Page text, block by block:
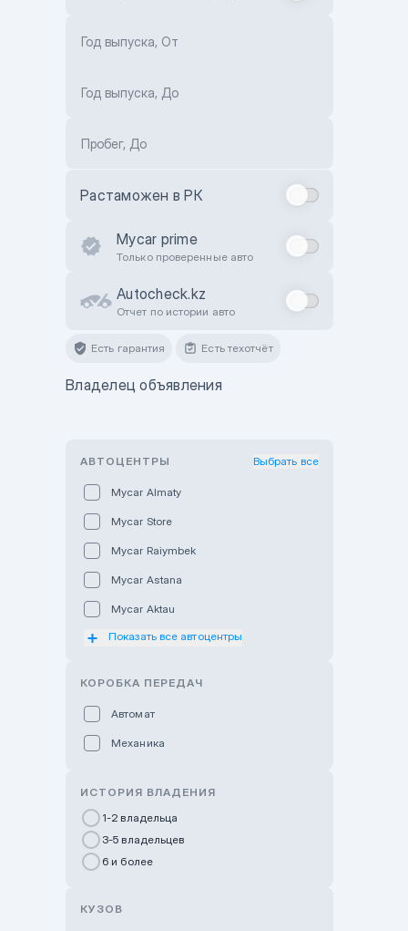
Год выпуска, От
Год выпуска, До
Пробег, До
Растаможен в РК
Mycar prime
Только проверенные авто
Autocheck.kz
Отчет по истории авто
Есть гарантия Есть техотчёт
Владелец объявления
АВТОЦЕНТРЫ Выбрать все
Mycar Almaty
Mycar Store
Mycar Raiymbek
Mycar Astana
Mycar Aktau
Mycar Uralsk
GWM Nurly Zhol
Chery Astana
Показать все автоцентры
КОРОБКА ПЕРЕДАЧ
Автомат
Механика
ИСТОРИЯ ВЛАДЕНИЯ
1-2 владельца
3-5 владельцев
6 и более
КУЗОВ